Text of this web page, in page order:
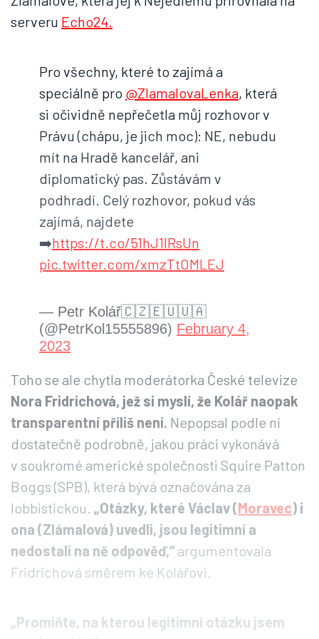
serveru Echo24.
Pro všechny, které to zajímá a
speciálně pro @ZlamalovaLenka, která
si očividně nepřečetla můj rozhovor v
Právu (chápu, je jich moc): NE, nebudu
mít na Hradě kancelář, ani
diplomatický pas. Zůstávám v
podhradí. Celý rozhovor, pokud vás
zajímá, najdete
➡️https://t.co/51hJ1IRsUn
pic.twitter.com/xmzTtOMLEJ
— Petr Kolář🇨🇿🇪🇺🇺🇦
(@PetrKol15555896) February 4,
2023
Toho se ale chytla moderátorka České televize
Nora Fridrichová, jež si myslí, že Kolář naopak
transparentní příliš není. Nepopsal podle ní
dostatečně podrobně, jakou práci vykonává
v soukromé americké společnosti Squire Patton
Boggs (SPB), která bývá označována za
lobbistickou. „Otázky, které Václav (Moravec) i
ona (Zlámalová) uvedli, jsou legitimní a
nedostali na ně odpověď,“ argumentovala
Fridrichová směrem ke Kolářovi.
„Promiňte, na kterou legitimní otázku jsem